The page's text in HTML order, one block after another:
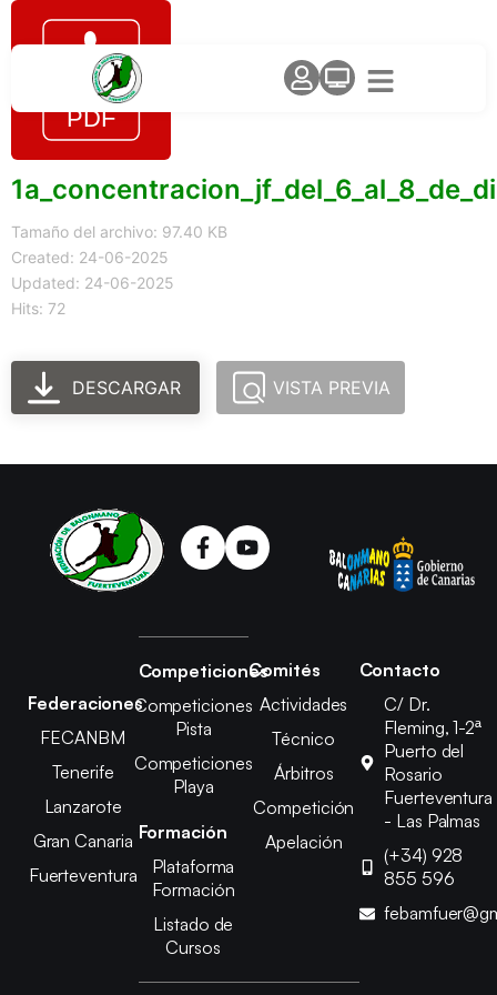
Tamaño del archivo: 97.40 KB
Created: 24-06-2025
Updated: 24-06-2025
Hits: 72
DESCARGAR VISTA PREVIA
Federaciones
FECANBM
Tenerife
Lanzarote
Gran Canaria
Fuerteventura
Competiciones
Competiciones
Pista
Competiciones
Playa
Formación
Plataforma
Formación
Listado de
Cursos
Comités
Actividades
Técnico
Árbitros
Competición
Apelación
Contacto
C/ Dr.
Fleming, 1-2ª
Puerto del
Rosario
Fuerteventura
- Las Palmas
(+34) 928
855 596